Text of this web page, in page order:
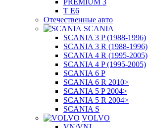
PREMIUM 3
T E6
Отечественные авто
SCANIA
SCANIA 3 P (1988-1996)
SCANIA 3 R (1988-1996)
SCANIA 4 R (1995-2005)
SCANIA 4 P (1995-2005)
SCANIA 6 P
SCANIA 6 R 2010>
SCANIA 5 P 2004>
SCANIA 5 R 2004>
SCANIA S
VOLVO